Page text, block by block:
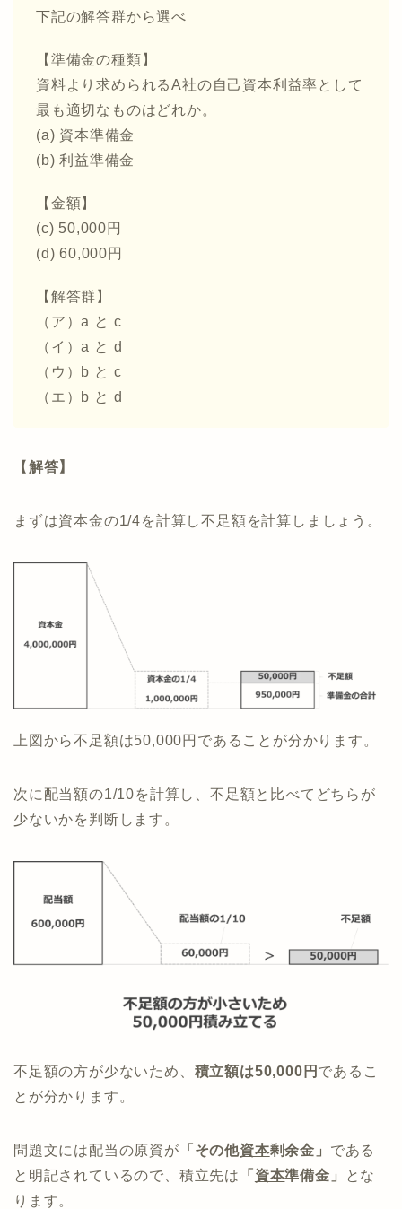
下記の解答群から選べ
【準備金の種類】
資料より求められるA社の自己資本利益率として
最も適切なものはどれか。
(a) 資本準備金
(b) 利益準備金
【金額】
(c) 50,000円
(d) 60,000円
【解答群】
（ア）a と c
（イ）a と d
（ウ）b と c
（エ）b と d
【 解答】
まずは資本金の1/4を計算し不足額を計算しましょう。
上図から不足額は50,000円であることが分かります。
次に配当額の1/10を計算し、不足額と比べてどちらが
少ないかを判断します。
不足額の方が少ないため、 積立額は50,000円 であるこ
とが分かります。
問題文には配当の原資が 「その他資本剰余金」 である
と明記されているので、積立先は
「 資本準備金」
とな
ります。